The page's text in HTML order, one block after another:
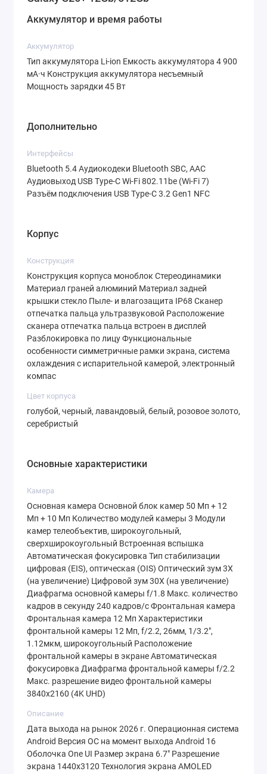
можете
Samsung Galaxy S26+ 12Gb/512Gb
лучшую цену, но и полный спектр услуг —
от гарантии до быстрой доставки.
из толпы
Galaxy S26+ выполнен в классическом
моноблочном корпусе с премиальными
материалами. Грани устройства
которое приятно на ощупь и не собирает
отпечатки пальцев.
Доступные цвета корпуса:
Голубой
Черный
Лавандовый
Белый
Серебристый
выдерживает погружение в воду на глубину
до 1.5 метров в течение 30 минут.
Ультразвуковой сканер отпечатка пальца,
встроенный прямо в дисплей, работает
молниеносно и точно, а функция
разблокировки по лицу добавит удобства в
повседневном использовании. Толщина
корпуса составляет всего 7.3 мм при
весе 190 г, что делает его невероятно
тонким и легким для смартфона с такой
диагональю.
Дисплей: Погружение в
каждую деталь
Сердцем визуальной составляющей
является 6.7-дюймовый Dynamic AMOLED
2X дисплей с
Аккумулятор и время работы
Аккумулятор
Тип аккумулятора Li-ion Емкость аккумулятора 4 900
мА·ч Конструкция аккумулятора несъемный
Мощность зарядки 45 Вт
Дополнительно
Интерфейсы
Bluetooth 5.4 Аудиокодеки Bluetooth SBC, AAC
Аудиовыход USB Type-C Wi-Fi 802.11be (Wi-Fi 7)
Разъём подключения USB Type-C 3.2 Gen1 NFC
Корпус
Конструкция
Конструкция корпуса моноблок Стереодинамики
Материал граней алюминий Материал задней
крышки стекло Пыле- и влагозащита IP68 Сканер
отпечатка пальца ультразвуковой Расположение
сканера отпечатка пальца встроен в дисплей
Разблокировка по лицу Функциональные
особенности симметричные рамки экрана, система
охлаждения с испарительной камерой, электронный
компас
Цвет корпуса
голубой, черный, лавандовый, белый, розовое золото,
серебристый
Основные характеристики
Камера
Основная камера Основной блок камер 50 Мп + 12
Мп + 10 Мп Количество модулей камеры 3 Модули
камер телеобъектив, широкоугольный,
сверхширокоугольный Встроенная вспышка
Автоматическая фокусировка Тип стабилизации
цифровая (EIS), оптическая (OIS) Оптический зум 3X
(на увеличение) Цифровой зум 30X (на увеличение)
Диафрагма основной камеры f/1.8 Макс. количество
кадров в секунду 240 кадров/с Фронтальная камера
Фронтальная камера 12 Мп Характеристики
фронтальной камеры 12 Мп, f/2.2, 26мм, 1/3.2",
1.12мкм, широкоугольный Расположение
фронтальной камеры в экране Автоматическая
фокусировка Диафрагма фронтальной камеры f/2.2
Макс. разрешение видео фронтальной камеры
3840x2160 (4K UHD)
Описание
Дата выхода на рынок 2026 г. Операционная система
Android Версия ОС на момент выхода Android 16
Оболочка One UI Размер экрана 6.7" Разрешение
экрана 1440x3120 Технология экрана AMOLED